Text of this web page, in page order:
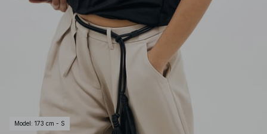
Model : 173 cm - S